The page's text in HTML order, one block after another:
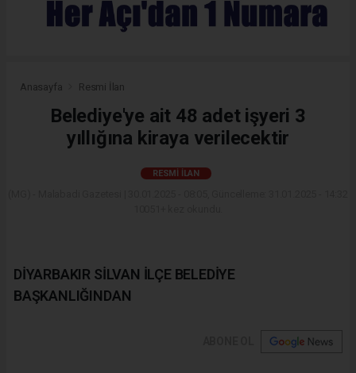
Anasayfa Resmi İlan
Belediye'ye ait 48 adet işyeri 3
yıllığına kiraya verilecektir
RESMI İLAN
DİYARBAKIR SİLVAN İLÇE BELEDİYE
BAŞKANLIĞINDAN